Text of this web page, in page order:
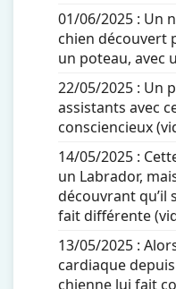
01/06/2025 : Un
chien découvert
un poteau, avec
22/05/2025 : Un
assistants avec
consciencieux
14/05/2025 :
un Labrador,
découvrant qu’il
fait différente
13/05/2025 :
cardiaque
chienne lui fait